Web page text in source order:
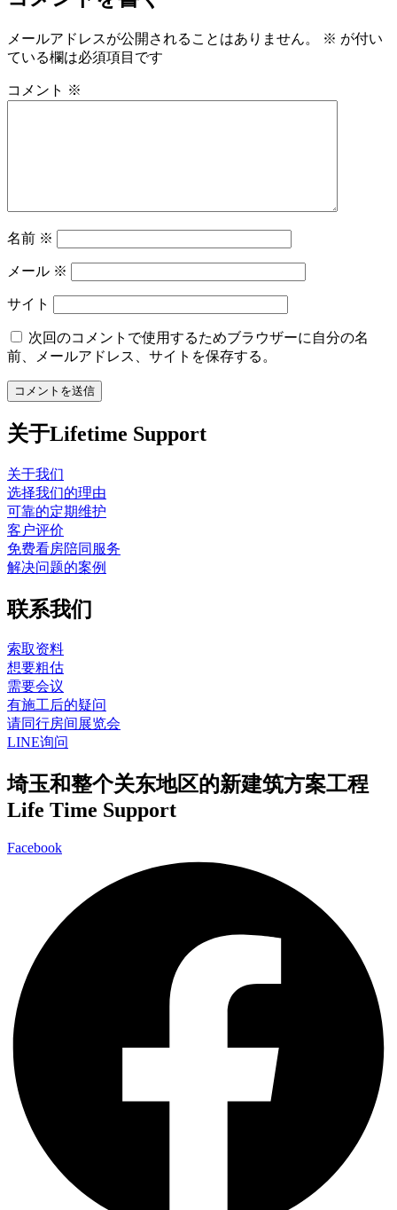
メールアドレスが公開されることはありません。 ※ が付い
ている欄は必須項目です
コメント ※
名前 ※
メール ※
サイト
次回のコメントで使用するためブラウザーに自分の名
前、メールアドレス、サイトを保存する。
关于Lifetime Support
关于我们
选择我们的理由
可靠的定期维护
客户评价
免费看房陪同服务
解决问题的案例
联系我们
索取资料
想要粗估
需要会议
有施工后的疑问
请同行房间展览会
LINE询问
埼玉和整个关东地区的新建筑方案工程
Life Time Support
Facebook